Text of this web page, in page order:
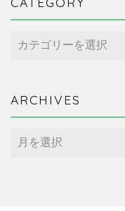
ARCHIVES